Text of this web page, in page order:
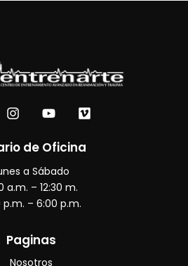
I
n
t
g
r
a
Y
o
t
b
e
V
i
e
de Oficina
a Sábado
a.m. – 12:30 m.
p.m. – 6:00 p.m.
Paginas
Nosotros